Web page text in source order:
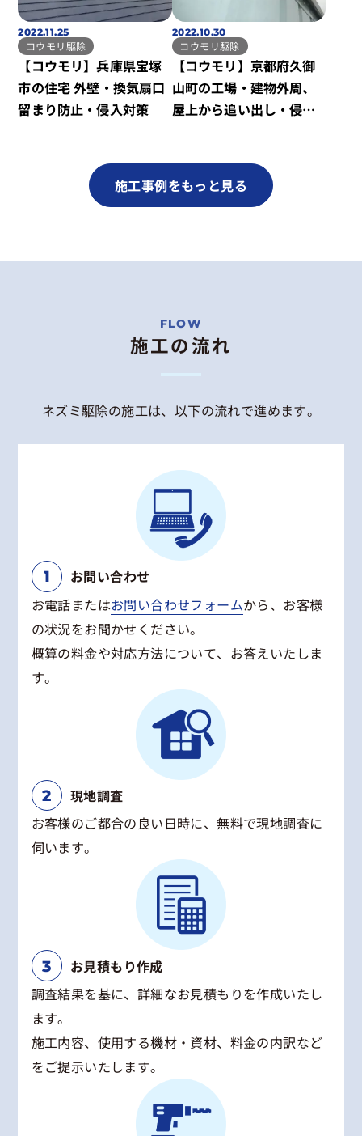
2022.11.25
コウモリ駆除
【コウモリ】兵庫県宝塚
市の住宅 外壁・換気扇口
留まり防止・侵入対策
2022.10.30
コウモリ駆除
【コウモリ】京都府久御
山町の工場・建物外周、
屋上から追い出し・侵入
対策
施工事例をもっと見る
施工の流れ
ネズミ駆除の施工は、以下の流れで進めます。
お問い合わせ
お電話またはお問い合わせフォームから、お客様
の状況をお聞かせください。
概算の料金や対応方法について、お答えいたしま
す。
現地調査
お客様のご都合の良い日時に、無料で現地調査に
伺います。
お見積もり作成
調査結果を基に、詳細なお見積もりを作成いたし
ます。
施工内容、使用する機材・資材、料金の内訳など
をご提示いたします。